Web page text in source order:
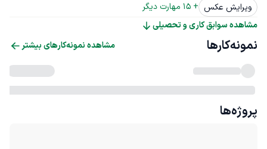
ویرایش عکس +
15 مهارت دیگر
مشاهده سوابق کاری و تحصیلی
نمونه‌کارها مشاهده نمونه‌کارهای بیشتر
پروژه‌ها